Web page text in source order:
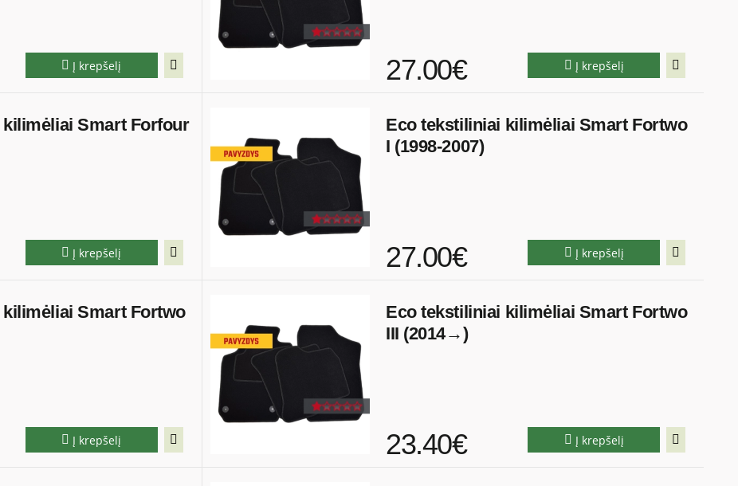
Į krepšelį 27.00€ Į krepšelį
Smart Forfour
Į krepšelį
Eco tekstiliniai kilimėliai Smart Fortwo
I (1998-2007)
27.00€ Į krepšelį
Smart Fortwo
Į krepšelį
Eco tekstiliniai kilimėliai Smart Fortwo
III (2014→)
23.40€ Į krepšelį